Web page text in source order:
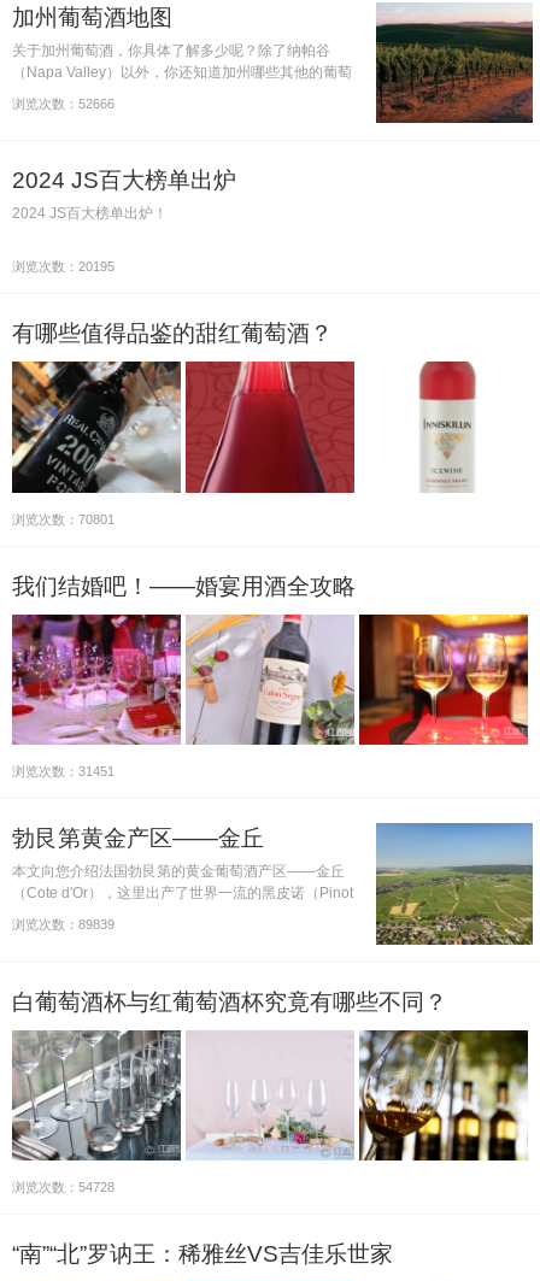
加州葡萄酒地图
关于加州葡萄酒，你具体了解多少呢？除了纳帕谷
（Napa Valley）以外，你还知道加州哪些其他的葡萄
酒产区吗？下面，我们就来了解一下加州都有哪些葡萄
酒产区。
浏览次数：52666
2024 JS百大榜单出炉
2024 JS百大榜单出炉！
浏览次数：20195
有哪些值得品鉴的甜红葡萄酒？
浏览次数：70801
我们结婚吧！——婚宴用酒全攻略
浏览次数：31451
勃艮第黄金产区——金丘
本文向您介绍法国勃艮第的黄金葡萄酒产区——金丘
（Cote d'Or），这里出产了世界一流的黑皮诺（Pinot
Noir）红葡萄酒和霞多丽（Chardonnay）白葡萄酒。
浏览次数：89839
白葡萄酒杯与红葡萄酒杯究竟有哪些不同？
浏览次数：54728
“南”“北”罗讷王：稀雅丝VS吉佳乐世家